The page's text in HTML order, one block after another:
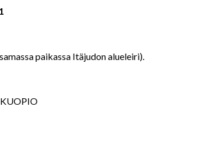
paikassa Itäjudon alueleiri).